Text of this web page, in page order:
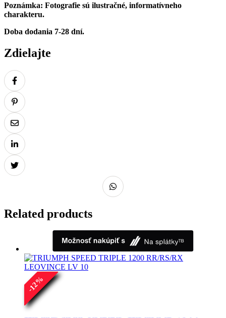
Poznámka: Fotografie sú ilustračné, informatívneho
charakteru.
Doba dodania 7-28 dní.
Zdielajte
Related products
-
12
%